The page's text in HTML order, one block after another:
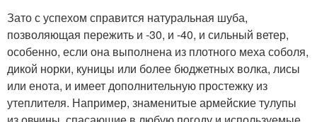
Зато с успехом справится натуральная шуба,
позволяющая пережить и -30, и -40, и сильный ветер,
особенно, если она выполнена из плотного меха соболя,
дикой норки, куницы или более бюджетных волка, лисы
или енота, и имеет дополнительную простежку из
утеплителя. Например, знаменитые армейские тулупы